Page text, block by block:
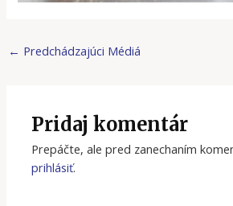
← Predchádzajúci Médiá
Pridaj komentár
Prepáčte, ale pred zanechaním
prihlásiť.